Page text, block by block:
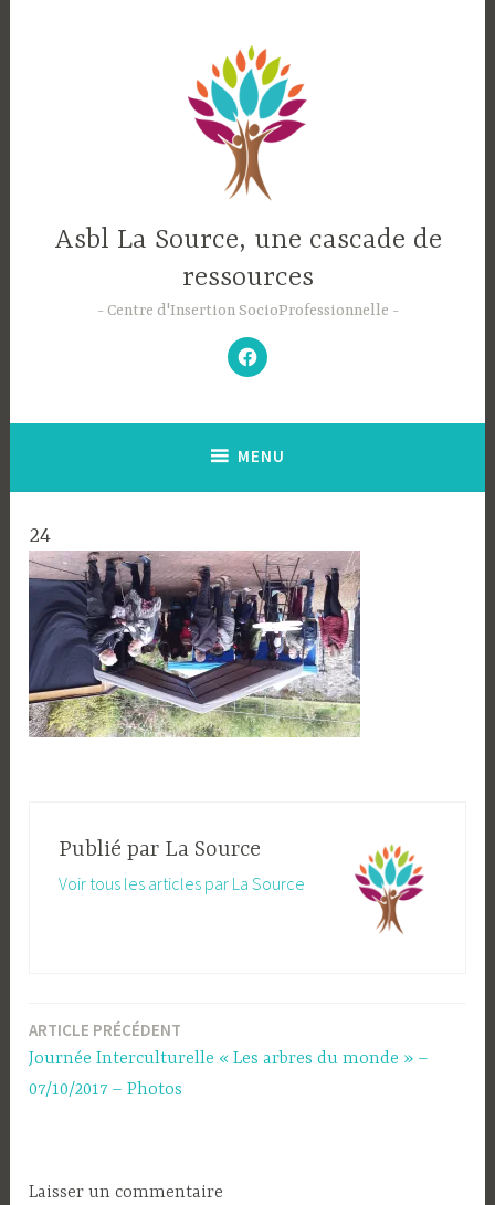
Asbl La Source, une cascade de
ressources
Centre d'Insertion SocioProfessionnelle
–
N’hésitez
pas
à
;-)
MENU
24
Publié par La Source
Voir tous les articles par La Source
Navigation
de
ARTICLE PRÉCÉDENT
Journée Interculturelle « Les arbres du monde » –
07/10/2017 – Photos
Laisser un commentaire